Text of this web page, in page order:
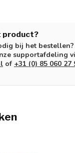
product?
bij het bestellen?
supportafdeling
of +31 (0) 85 060 27